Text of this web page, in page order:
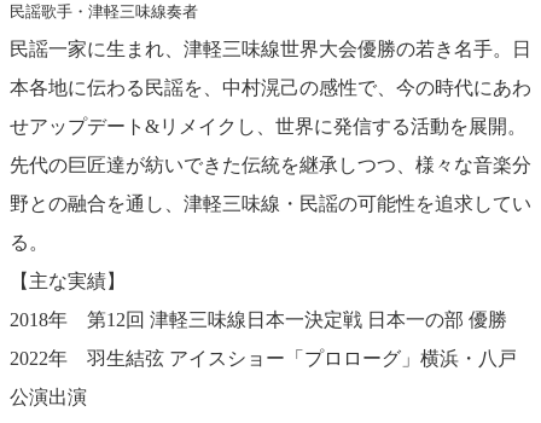
民謡歌手・津軽三味線奏者
民謡一家に生まれ、津軽三味線世界大会優勝の若き名手。日
本各地に伝わる民謡を、中村滉己の感性で、今の時代にあわ
せアップデート&リメイクし、世界に発信する活動を展開。
先代の巨匠達が紡いできた伝統を継承しつつ、様々な音楽分
野との融合を通し、津軽三味線・民謡の可能性を追求してい
る。
【主な実績】
2018年 第12回 津軽三味線日本一決定戦 日本一の部 優勝
2022年 羽生結弦 アイスショー「プロローグ」横浜・八戸
公演出演